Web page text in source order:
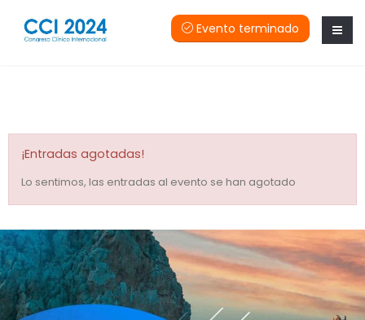
Evento terminado
¡Entradas agotadas!
Lo sentimos, las entradas al evento se han agotado